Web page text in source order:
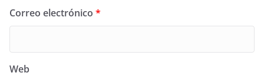
Correo electrónico *
Web